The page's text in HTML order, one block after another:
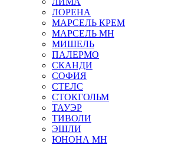
ЛОРЕНА
МАРСЕЛЬ КРЕМ
МАРСЕЛЬ МН
МИШЕЛЬ
ПАЛЕРМО
СКАНДИ
СОФИЯ
СТЕЛС
СТОКГОЛЬМ
ТАУЭР
ТИВОЛИ
ЭШЛИ
ЮНОНА МН